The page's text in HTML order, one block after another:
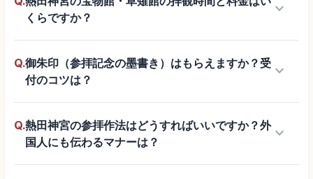
くらですか？
keyboard_arrow_down
Q.御朱印（参拝記念の墨書き）はもらえますか？受
付のコツは？
keyboard_arrow_down
Q.熱田神宮の参拝作法はどうすればいいですか？外
国人にも伝わるマナーは？
keyboard_arrow_down